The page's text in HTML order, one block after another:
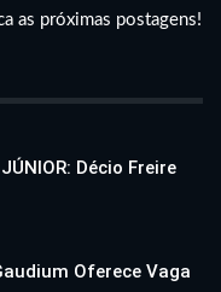
as próximas postagens!
Décio Freire
Oferece Vaga